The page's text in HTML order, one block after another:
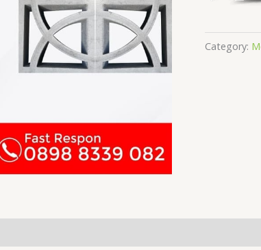
Category: